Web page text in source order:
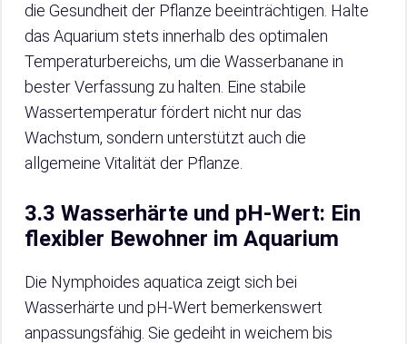
die Gesundheit der Pflanze beeinträchtigen. Halte
das Aquarium stets innerhalb des optimalen
Temperaturbereichs, um die Wasserbanane in
bester Verfassung zu halten. Eine stabile
Wassertemperatur fördert nicht nur das
Wachstum, sondern unterstützt auch die
allgemeine Vitalität der Pflanze.
3.3 Wasserhärte und pH-Wert: Ein
flexibler Bewohner im Aquarium
Die Nymphoides aquatica zeigt sich bei
Wasserhärte und pH-Wert bemerkenswert
anpassungsfähig. Sie gedeiht in weichem bis